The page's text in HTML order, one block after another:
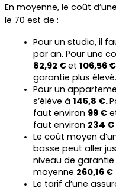
En moyenne, le coût
le 70 est de :
Pour un studio, il
82,92 € et 106,56 €
garantie plus élevé.
Pour un
s’élève à 145,8 €.
faut environ 99 €
faut environ 234 €
Le coût moyen
basse peut aller
niveau de
moyenne 260,16 €
Le tarif d’une